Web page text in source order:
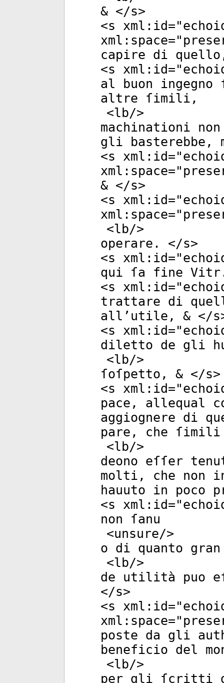
& </s>
<s xml:id="
xml:space="
capire di
<s xml:id="
al buon
altre ſimili,
<lb/>
machinationi
gli basterebbe,
<s xml:id="
xml:space="
& </s>
<s xml:id="
xml:space="
<lb/>
operare. </s>
<s xml:id="
qui ſa fine
<s xml:id="
trattare di
all’utile, & </s
<s xml:id="
diletto de gli
<lb/>
ſoſpetto, & </s>
<s xml:id="
pace, allequal
aggiognere di
pare, che
<lb/>
deono eſſer
molti, che non
hauuto in poco
<s xml:id="
non ſanu
<unsure/>
o di quanto gran
<lb/>
de utilità puo
</s>
<s xml:id="
xml:space="
poste da gli
beneficio del
<lb/>
per gli ſcritti di